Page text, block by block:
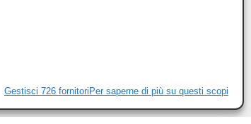
Gestisci 726 fornitori Per saperne di più su questi scopi